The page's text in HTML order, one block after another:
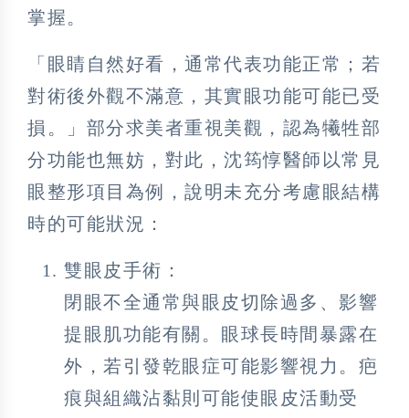
掌握。
「眼睛自然好看，通常代表功能正常；若
對術後外觀不滿意，其實眼功能可能已受
損。」部分求美者重視美觀，認為犧牲部
分功能也無妨，對此，沈筠惇醫師以常見
眼整形項目為例，說明未充分考慮眼結構
時的可能狀況：
雙眼皮手術：
閉眼不全通常與眼皮切除過多、影響
提眼肌功能有關。眼球長時間暴露在
外，若引發乾眼症可能影響視力。疤
痕與組織沾黏則可能使眼皮活動受